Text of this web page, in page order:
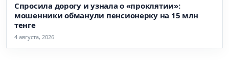
Спросила дорогу и узнала о «проклятии»:
мошенники обманули пенсионерку на 15 млн
тенге
4 августа, 2026